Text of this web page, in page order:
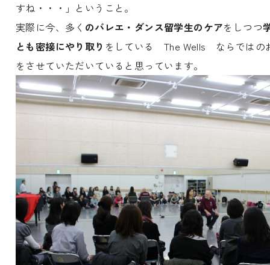
すね・・・」ということ。
実際に今、多く のバレエ・ダンス留学生のケアをしつつ
とも密接にやり取り をしている The Wells ならではの
をさせていただいていると思っています。